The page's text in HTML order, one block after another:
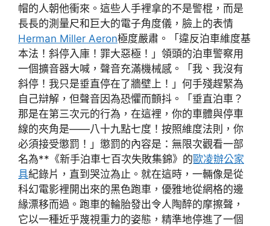
帽的人朝他衝來。這些人手裡拿的不是警棍，而是
長長的測量尺和巨大的電子角度儀，臉上的表情
Herman Miller Aeron極度嚴肅。「違反泊車維度基
本法！斜停入庫！罪大惡極！」領頭的泊車警察用
一個擴音器大喊，聲音充滿機械感。「我、我沒有
斜停！我只是垂直停在了牆壁上！」何手殘趕緊為
自己辯解，但聲音因為恐懼而顫抖。「垂直泊車？
那是在第三次元的行為，在這裡，你的車體與停車
線的夾角是——八十九點七度！按照維度法則，你
必須接受懲罰！」懲罰的內容是：無限次觀看一部
名為**《新手泊車七百次失敗集錦》的歐凌辦公家
具紀錄片，直到哭泣為止。就在這時，一輛像是從
科幻電影裡開出來的黑色跑車，優雅地從網格的邊
緣漂移而過。跑車的輪胎發出令人陶醉的摩擦聲，
它以一種近乎蔑視重力的姿態，精準地停進了一個